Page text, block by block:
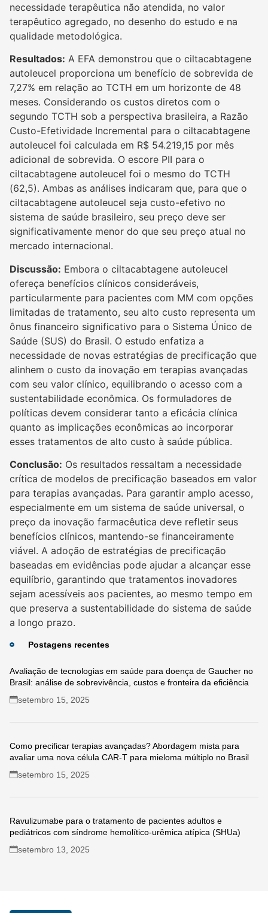
necessidade terapêutica não atendida, no valor
terapêutico agregado, no desenho do estudo e na
qualidade metodológica.
Resultados: A EFA demonstrou que o ciltacabtagene
autoleucel proporciona um benefício de sobrevida de
7,27% em relação ao TCTH em um horizonte de 48
meses. Considerando os custos diretos com o
segundo TCTH sob a perspectiva brasileira, a Razão
Custo-Efetividade Incremental para o ciltacabtagene
autoleucel foi calculada em R$ 54.219,15 por mês
adicional de sobrevida. O escore PII para o
ciltacabtagene autoleucel foi o mesmo do TCTH
(62,5). Ambas as análises indicaram que, para que o
ciltacabtagene autoleucel seja custo-efetivo no
sistema de saúde brasileiro, seu preço deve ser
significativamente menor do que seu preço atual no
mercado internacional.
Discussão: Embora o ciltacabtagene autoleucel
ofereça benefícios clínicos consideráveis,
particularmente para pacientes com MM com opções
limitadas de tratamento, seu alto custo representa um
ônus financeiro significativo para o Sistema Único de
Saúde (SUS) do Brasil. O estudo enfatiza a
necessidade de novas estratégias de precificação que
alinhem o custo da inovação em terapias avançadas
com seu valor clínico, equilibrando o acesso com a
sustentabilidade econômica. Os formuladores de
políticas devem considerar tanto a eficácia clínica
quanto as implicações econômicas ao incorporar
esses tratamentos de alto custo à saúde pública.
Conclusão: Os resultados ressaltam a necessidade
crítica de modelos de precificação baseados em valor
para terapias avançadas. Para garantir amplo acesso,
especialmente em um sistema de saúde universal, o
preço da inovação farmacêutica deve refletir seus
benefícios clínicos, mantendo-se financeiramente
viável. A adoção de estratégias de precificação
baseadas em evidências pode ajudar a alcançar esse
equilíbrio, garantindo que tratamentos inovadores
sejam acessíveis aos pacientes, ao mesmo tempo em
que preserva a sustentabilidade do sistema de saúde
a longo prazo.
Postagens recentes
Avaliação de tecnologias em saúde para doença de Gaucher no
Brasil: análise de sobrevivência, custos e fronteira da eficiência
setembro 15, 2025
Como precificar terapias avançadas? Abordagem mista para
avaliar uma nova célula CAR-T para mieloma múltiplo no Brasil
setembro 15, 2025
Ravulizumabe para o tratamento de pacientes adultos e
pediátricos com síndrome hemolítico-urêmica atípica (SHUa)
setembro 13, 2025